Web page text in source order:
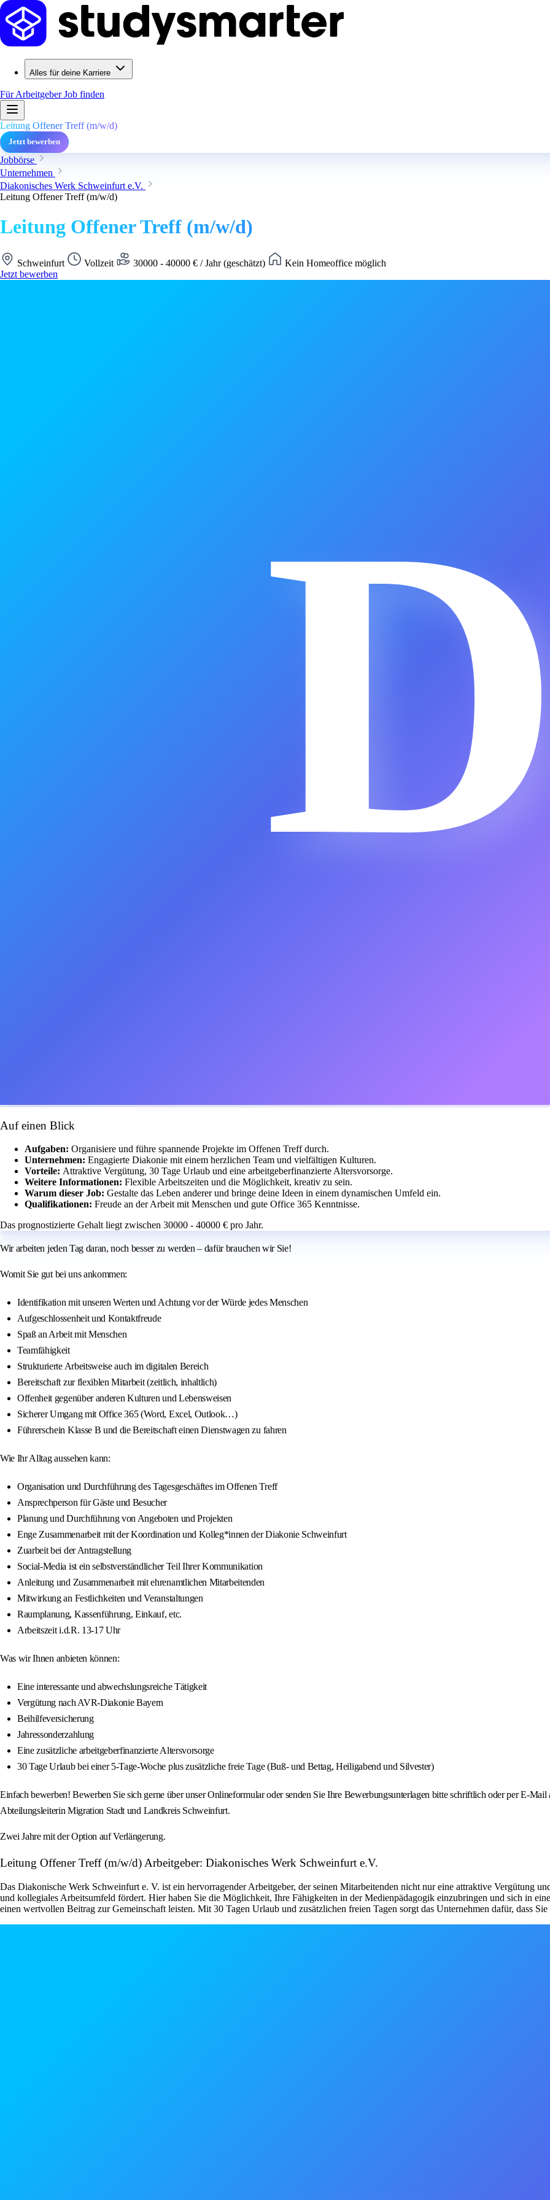
Alles für deine Karriere
Für ArbeitgeberJob finden
Leitung Offener Treff (m/w/d)
Jetzt bewerben
Jobbörse
Unternehmen
Diakonisches Werk Schweinfurt e.V.
Leitung Offener Treff (m/w/d)
Leitung Offener Treff (m/w/d)
Schweinfurt Vollzeit 30000 - 40000 € / Jahr (geschätzt)
Kein Homeoffice möglich
Jetzt bewerben
Auf einen Blick
Aufgaben: Organisiere und führe spannende Projekte im Offenen Treff durch.
Unternehmen: Engagierte Diakonie mit einem herzlichen Team und vielfältigen Kulturen.
Vorteile: Attraktive Vergütung, 30 Tage Urlaub und eine arbeitgeberfinanzierte Altersvorsorge.
Weitere Informationen: Flexible Arbeitszeiten und die Möglichkeit, kreativ zu sein.
Warum dieser Job: Gestalte das Leben anderer und bringe deine Ideen in einem dynamischen Umfeld ein.
Qualifikationen: Freude an der Arbeit mit Menschen und gute Office 365 Kenntnisse.
Das prognostizierte Gehalt liegt zwischen 30000 - 40000 € pro Jahr.
Wir arbeiten jeden Tag daran, noch besser zu werden – dafür brauchen wir Sie!
Womit Sie gut bei uns ankommen:
Identifikation mit unseren Werten und Achtung vor der Würde jedes Menschen
Aufgeschlossenheit und Kontaktfreude
Spaß an Arbeit mit Menschen
Teamfähigkeit
Strukturierte Arbeitsweise auch im digitalen Bereich
Bereitschaft zur flexiblen Mitarbeit (zeitlich, inhaltlich)
Offenheit gegenüber anderen Kulturen und Lebensweisen
Sicherer Umgang mit Office 365 (Word, Excel, Outlook…)
Führerschein Klasse B und die Bereitschaft einen Dienstwagen zu fahren
Wie Ihr Alltag aussehen kann:
Organisation und Durchführung des Tagesgeschäftes im Offenen Treff
Ansprechperson für Gäste und Besucher
Planung und Durchführung von Angeboten und Projekten
Enge Zusammenarbeit mit der Koordination und Kolleg*innen der Diakonie Schweinfurt
Zuarbeit bei der Antragstellung
Social-Media ist ein selbstverständlicher Teil Ihrer Kommunikation
Anleitung und Zusammenarbeit mit ehrenamtlichen Mitarbeitenden
Mitwirkung an Festlichkeiten und Veranstaltungen
Raumplanung, Kassenführung, Einkauf, etc.
Arbeitszeit i.d.R. 13-17 Uhr
Was wir Ihnen anbieten können:
Eine interessante und abwechslungsreiche Tätigkeit
Vergütung nach AVR-Diakonie Bayern
Beihilfeversicherung
Jahressonderzahlung
Eine zusätzliche arbeitgeberfinanzierte Altersvorsorge
30 Tage Urlaub bei einer 5-Tage-Woche plus zusätzliche freie Tage (Buß- und Bettag, Heiligabend und Silvester)
Einfach bewerben! Bewerben Sie sich gerne über unser Onlineformular oder senden Sie Ihre Bewerbungsunterlagen bitte schriftlich oder per E-
Abteilungsleiterin Migration Stadt und Landkreis Schweinfurt.
Zwei Jahre mit der Option auf Verlängerung.
Leitung Offener Treff (m/w/d) Arbeitgeber: Diakonisches Werk Schweinfurt e.V.
Das Diakonische Werk Schweinfurt e. V. ist ein hervorragender Arbeitgeber, der seinen Mitarbeitenden nicht nur eine attraktive Vergütung
und kollegiales Arbeitsumfeld fördert. Hier haben Sie die Möglichkeit, Ihre Fähigkeiten in der Medienpädagogik einzubringen und sich in
einen wertvollen Beitrag zur Gemeinschaft leisten. Mit 30 Tagen Urlaub und zusätzlichen freien Tagen sorgt das Unternehmen dafür, dass